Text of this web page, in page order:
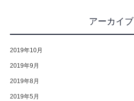
アーカイブ
2019年10月
2019年9月
2019年8月
2019年5月